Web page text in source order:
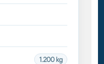
1.200 kg